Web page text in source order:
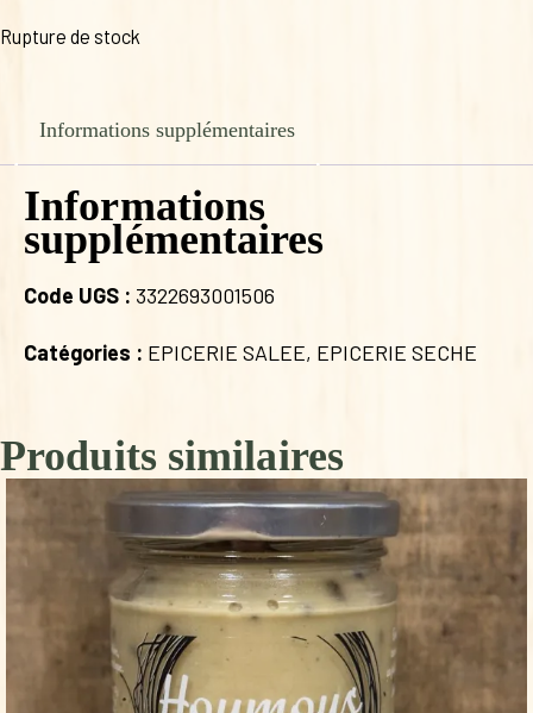
Rupture de stock
Informations supplémentaires
Informations
supplémentaires
Code UGS : 3322693001506
Catégories : EPICERIE SALEE, EPICERIE SECHE
Produits similaires